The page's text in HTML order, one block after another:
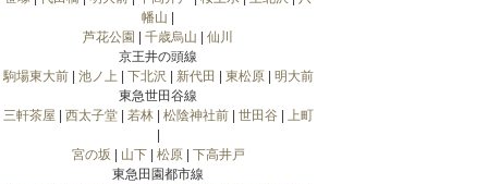
幡山
芦花公園
千歳烏山
仙川
京王井の頭線
駒場東大前| 池ノ上 下北沢 新代田 東松原| 明大前
東急世田谷線
三軒茶屋
西太子堂| 若林| 松陰神社前| 世田谷
上町
宮の坂
山下| 松原| 下高井戸
東急田園都市線